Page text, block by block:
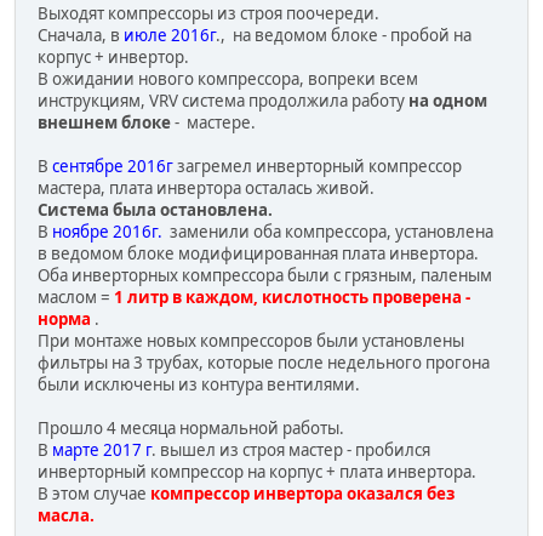
Выходят компрессоры из строя поочереди.
Сначала, в июле 2016г., на ведомом блоке - пробой на
корпус + инвертор.
В ожидании нового компрессора, вопреки всем
инструкциям, VRV система продолжила работу на одном
внешнем блоке- мастере.
В сентябре 2016гзагремел инверторный компрессор
мастера, плата инвертора осталась живой.
Система была остановлена.
В ноябре 2016г. заменили оба компрессора, установлена
в ведомом блоке модифицированная плата инвертора.
Оба инверторных компрессора были с грязным, паленым
маслом = 1 литр в каждом, кислотность проверена -
норма .
При монтаже новых компрессоров были установлены
фильтры на 3 трубах, которые после недельного прогона
были исключены из контура вентилями.
Прошло 4 месяца нормальной работы.
В марте 2017 г. вышел из строя мастер - пробился
инверторный компрессор на корпус + плата инвертора.
В этом случае компрессор инвертора оказался без
масла.